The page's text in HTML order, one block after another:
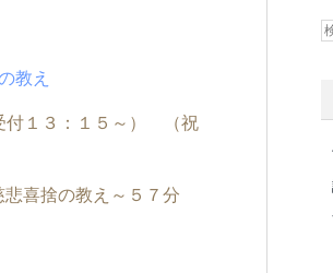
教え
付１３：１５～） （祝
喜捨の教え～５７分